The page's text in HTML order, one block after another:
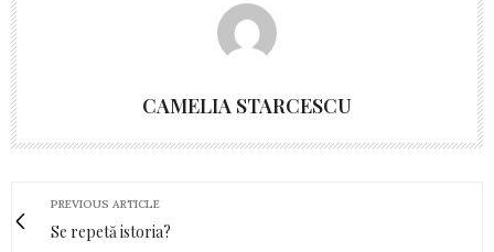
CAMELIA STARCESCU
PREVIOUS ARTICLE
Se repetă istoria?